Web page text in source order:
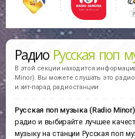
Радио Русская поп
В этой секции находится
Minor). Вы можете слушать это
и хит-парад радиостанции
Русская поп музыка (Radio Minor)
радио и выбирайте лучшее
музыку на станции Русская поп